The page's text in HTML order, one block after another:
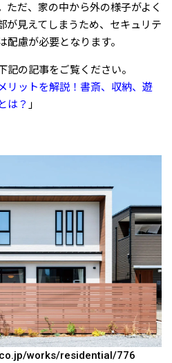
ただ、家の中から外の様子がよく
が見えてしまうため、セキュリテ
慮が必要となります。
の記事をご覧ください。
リットを解説！書斎、収納、遊
は？ 」
works/residential/776